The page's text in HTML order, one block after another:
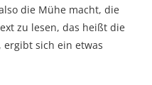
die Mühe macht, die
zu lesen, das heißt die
ergibt sich ein etwas